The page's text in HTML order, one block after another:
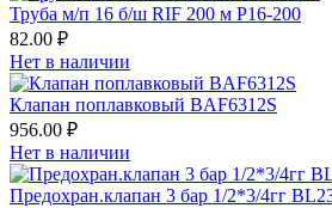
Труба м/п 16 б/ш RIF 200 м Р16-200
82.00 ₽
Нет в наличии
Клапан поплавковый BAF6312S
956.00 ₽
Нет в наличии
Предохран.клапан 3 бар 1/2*3/4гг